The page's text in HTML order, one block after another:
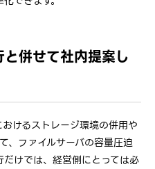
併せて社内提案し
けるストレージ環境の併用や
、ファイルサーバの容量圧迫
けでは、経営側にとっては必